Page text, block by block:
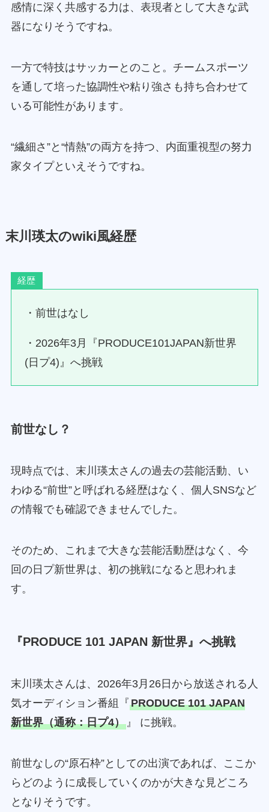
感情に深く共感する力は、表現者として大きな武
器になりそうですね。
一方で特技はサッカーとのこと。チームスポーツ
を通して培った協調性や粘り強さも持ち合わせて
いる可能性があります。
“繊細さ”と“情熱”の両方を持つ、内面重視型の努力
家タイプといえそうですね。
末川瑛太のwiki風経歴
経歴
・前世はなし
・2026年3月『PRODUCE101JAPAN新世界
(日プ4)』へ挑戦
前世なし？
現時点では、末川瑛太さんの過去の芸能活動、い
わゆる“前世”と呼ばれる経歴はなく、個人SNSなど
の情報でも確認できませんでした。
そのため、これまで大きな芸能活動歴はなく、今
回の日プ新世界は、初の挑戦になると思われま
す。
『PRODUCE 101 JAPAN 新世界』へ挑戦
末川瑛太さんは、2026年3月26日から放送される人
気オーディション番組『PRODUCE 101 JAPAN
新世界（通称：日プ4）』 に挑戦。
前世なしの“原石枠”としての出演であれば、ここか
らどのように成長していくのかが大きな見どころ
となりそうです。